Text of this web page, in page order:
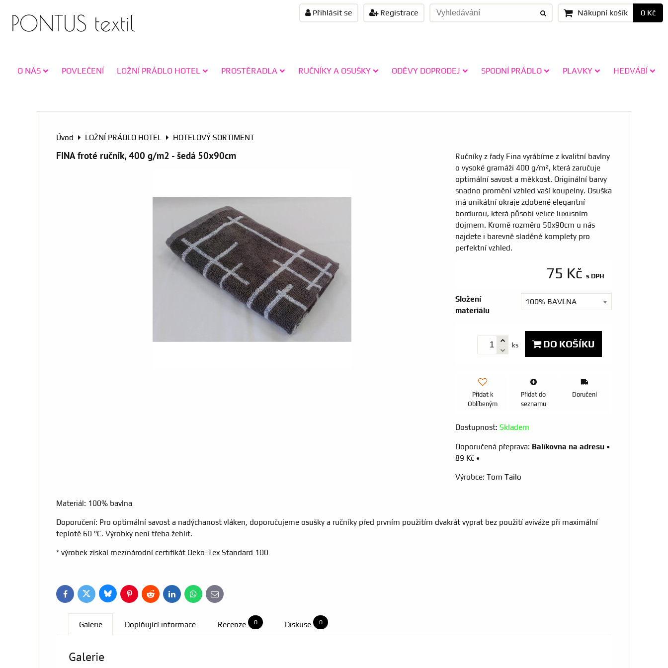
PONTUS textil Přihlásit se Registrace Nákupní košík 0 Kč
O NÁS POVLEČENÍ LOŽNÍ PRÁDLO HOTEL PROSTĚRADLA RUČNÍKY A OSUŠKY ODĚVY DOPRODEJ SPODNÍ PRÁDLO PLAVKY HEDVÁBÍ
Úvod LOŽNÍ PRÁDLO HOTEL HOTELOVÝ SORTIMENT
FINA froté ručník, 400 g/m2 - šedá 50x90cm
Ručníky z řady Fina vyrábíme z kvalitní bavlny
o vysoké gramáži 400 g/m², která zaručuje
optimální savost a měkkost. Originální barvy
snadno promění vzhled vaší koupelny. Osuška
má unikátní okraje zdobené elegantní
bordurou, která působí velice luxusním
dojmem. Kromě rozměru 50x90cm u nás
najdete i barevně sladěné komplety pro
perfektní vzhled.
75 Kč s DPH
Složení
materiálu
100% BAVLNA
ks DO KOŠÍKU
Přidat k
Oblíbeným
Přidat do
seznamu
Doručení
Dostupnost: Skladem
Balíkovna na adresu •
89 Kč •
Výrobce: Tom Tailo
Materiál: 100% bavlna
Doporučení: Pro optimální savost a nadýchanost vláken, doporučujeme osušky a ručníky před prvním použitím dvakrát vyprat bez použití aviváže při maximální
teplotě 60 °C. Výrobky není třeba žehlit.
* výrobek získal mezinárodní certifikát Oeko-Tex Standard 100
FacebookTwitterBlueskyPinterestReddit LinkedInWhatsApp
E-
mail
Galerie Doplňující informace Recenze 0 Diskuse 0
Galerie